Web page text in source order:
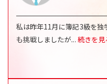
私は昨年11月に簿記3級を
も挑戦しましたが... 続きを